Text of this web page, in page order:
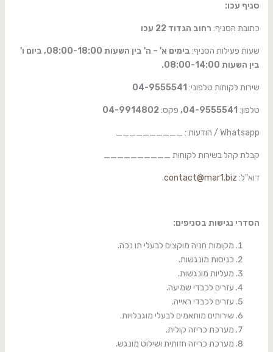
סניף עכו:
כתובת הסניף: רחוב הגדוד 22 עכו
שעות פעילות הסניף:
בימים א' – ה' בין השעות 08:00-18:00, ביום ו'
בין השעות 08:00-14:00.
שירות לקוחות טלפוני: 04-9555541
טלפון: 04-9555541, פקס: 04-9914802
Whatsapp / הודעות : __________
קבלת קהל בשירות לקוחות __________
דוא"ל: contact@mar1.biz
.
הסדרי נגישות בסניפים:
מקומות חניה מוקצים לבעלי תו נכה.
כניסות מונגשות.
מעליות מונגשות.
עזרים לכבדי שמיעה.
עזרים לכבדי ראייה.
שירותים מותאמים לבעלי מוגבלויות.
מערכת כריזה קולית.
מערכת כריזה חזותית ושילוט מונגש.